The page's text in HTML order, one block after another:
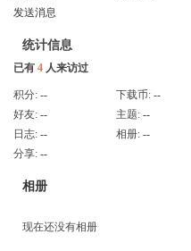
发送消息
统计信息
已有 4 人来访过
积分: -- 下载币: --
好友: -- 主题: --
日志: -- 相册: --
分享: --
相册
现在还没有相册